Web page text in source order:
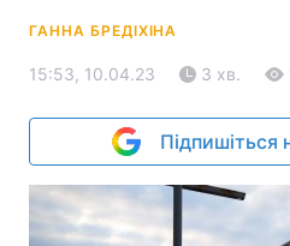
ГАННА БРЕДІХІНА
15:53, 10.04.23 3 хв.
Підпишіться